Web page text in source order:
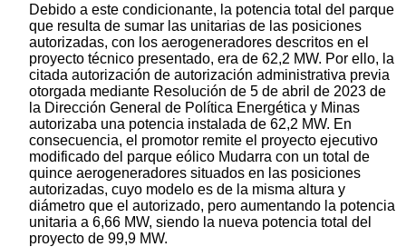
Debido a este condicionante, la potencia total del parque
que resulta de sumar las unitarias de las posiciones
autorizadas, con los aerogeneradores descritos en el
proyecto técnico presentado, era de 62,2 MW. Por ello, la
citada autorización de autorización administrativa previa
otorgada mediante Resolución de 5 de abril de 2023 de
la Dirección General de Política Energética y Minas
autorizaba una potencia instalada de 62,2 MW. En
consecuencia, el promotor remite el proyecto ejecutivo
modificado del parque eólico Mudarra con un total de
quince aerogeneradores situados en las posiciones
autorizadas, cuyo modelo es de la misma altura y
diámetro que el autorizado, pero aumentando la potencia
unitaria a 6,66 MW, siendo la nueva potencia total del
proyecto de 99,9 MW.